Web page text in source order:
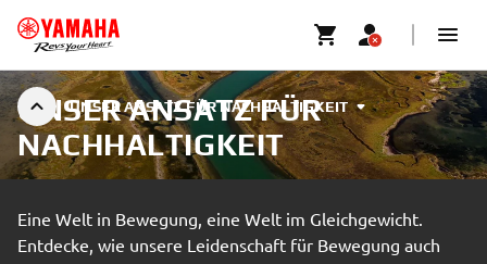
UNSER ANSATZ FÜR NACHHALTIGKEIT
UNSER ANSATZ FÜR
NACHHALTIGKEIT
Eine Welt in Bewegung, eine Welt im Gleichgewicht.
Entdecke, wie unsere Leidenschaft für Bewegung auch